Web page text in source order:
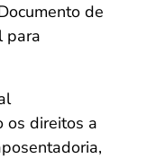
de
para
os direitos a